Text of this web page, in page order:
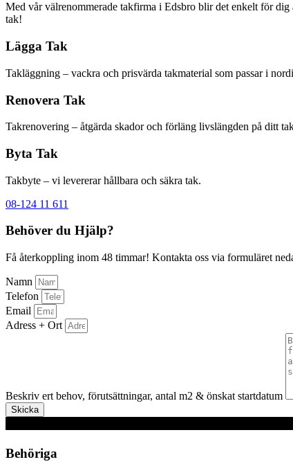
Med vår välrenommerade takfirma i Edsbro blir det enkelt för
tak!
Lägga Tak
Takläggning – vackra och prisvärda takmaterial som passar i
Renovera Tak
Takrenovering – åtgärda skador och förläng livslängden på ditt
Byta Tak
Takbyte – vi levererar hållbara och säkra tak.
08-124 11 611
Behöver du Hjälp?
Få återkoppling inom 48 timmar! Kontakta oss via formuläret
Namn
Telefon
Email
Adress + Ort
Beskriv ert behov, förutsättningar, antal m2 & önskat startdatum
Skicka
Behöriga